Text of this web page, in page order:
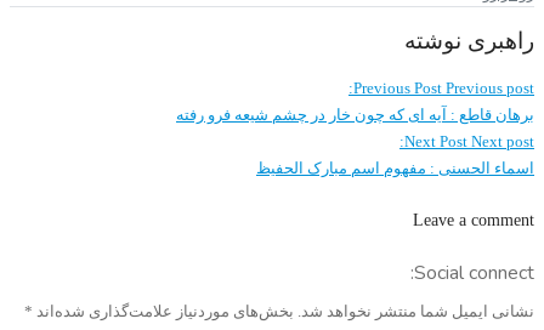
راهبری نوشته
Previous Post Previous post:
برهان قاطع : آیه ای که چون خار در چشم شیعه فرو رفته
Next Post Next post:
اسماء الحسنی : مفهوم اسم مبارک الحفیظ
Leave a comment
Social connect:
نشانی ایمیل شما منتشر نخواهد شد. بخش‌های موردنیاز علامت‌گذاری شده‌اند *